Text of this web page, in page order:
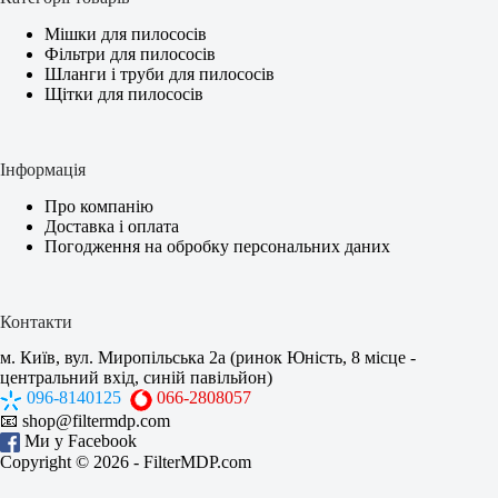
Мішки для пилососів
Фільтри для пилососів
Шланги і труби для пилососів
Щітки для пилососів
Інформація
Про компанію
Доставка і оплата
Погодження на обробку персональних даних
Контакти
м. Київ, вул. Миропільська 2а (ринок Юність, 8 місце -
центральний вхід, синій павільйон)
096-8140125
066-2808057
📧 shop@filtermdp.com
Ми у Facebook
Copyright © 2026 - FilterMDP.com